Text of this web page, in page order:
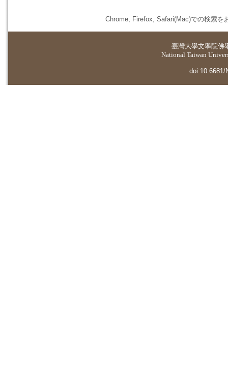
Chrome, Firefox, Safari(Mac)での検索を
臺灣大學文學院佛
National Taiwan
doi:10.6681/